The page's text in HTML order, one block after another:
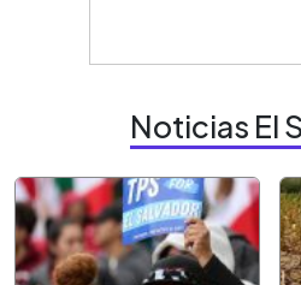
Noticias El